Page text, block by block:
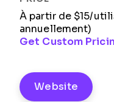
À partir de $15/
annuellement)
Get Custom
Website